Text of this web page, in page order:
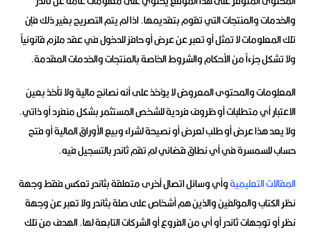
والخدمات والمنتجات التي تقوم بتقديمها. اذا لم يتم التصريح بغير ذلك فإن
تلك المعلومات لا تمثل أو تعبر عن عرض أو حافز للدخول في عقد ملزم قانونياً
ولا تشكل جزءاً من الأحكام والشروط الخاصة بالمنتجات والخدمات المقدمة.
المعلومات والمحتوى المعروض لا يؤخذ على أنه نصائح مالية ولا تأخذ بعين
الاعتبار أي متطلبات أو ظروف فردية للشخص المستثمر بشكل منفرد أو ذاتي.
ولا يعد هذا عرض أو طلب لعرض أو نصيحة لشراء وبيع الأوراق المالية أو فتح
حساب للسمسرة في أي نطاق قضائي لم تقم ثاندر بالتسجيل فيه.
المقالات التعليميةوأي وسائل اتصال أخرى متعلقة بثاندر تعكس فقط وجهة
نظر الكتاب والمؤلفين والذين هم أشخاص على صلة بثاندر ولا تعبر عن وجهة
نظر أو توجهات ثاندر أو أي من الفروع أو الشركات التابعة لها. الهدف من تلك